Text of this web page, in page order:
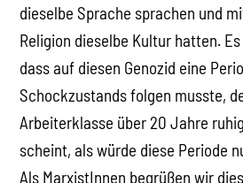
dieselbe Sprache sprachen und
Religion dieselbe Kultur hatten.
dass auf diesen Genozid eine
Schockzustands folgen musste,
Arbeiterklasse über 20 Jahre
scheint, als würde diese Periode
Als MarxistInnen begrüßen wir